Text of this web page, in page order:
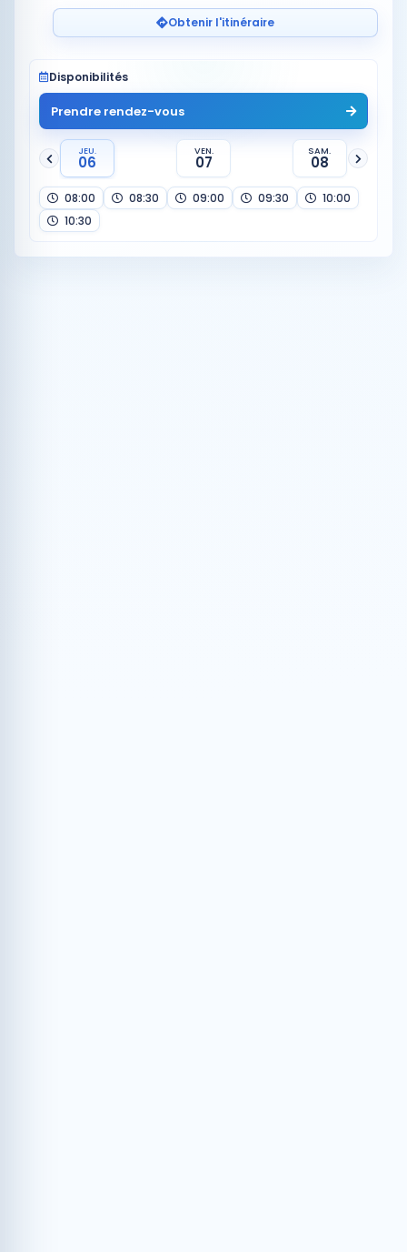
Obtenir l'itinéraire
Disponibilités
Prendre rendez-vous
JEU.
06
VEN.
07
SAM.
08
08:00 08:30 09:00 09:30
10:00
10:30